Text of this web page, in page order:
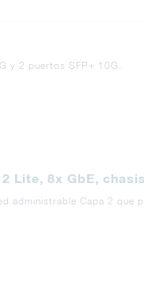
y 2 puertos SFP+ 10G.
Lite, 8x GbE,
administrable Capa 2 que